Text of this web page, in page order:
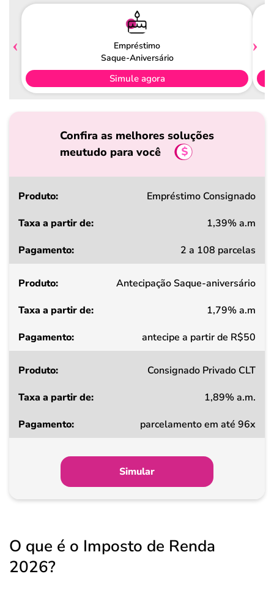
Empréstimo
Saque-Aniversário
Simule agora
Confira as melhores soluções
meutudo para você
Produto
a
de
Pagamento
Empréstimo Consignado
1,39% a.m
2 a 108 parcelas
Antecipação Saque-aniversário
1,79% a.m
antecipe a partir de R$50
Consignado Privado CLT
1,89% a.m.
parcelamento em até 96x
Simular
O que é o Imposto de Renda
2026?